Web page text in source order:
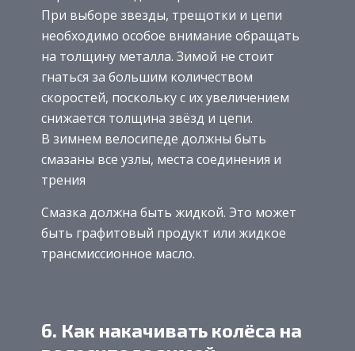
При выборе звезды, трещотки и цепи
необходимо особое внимание обращать
на толщину металла. Зимой не стоит
гнаться за большим количеством
скоростей, поскольку с их увеличением
снижается толщина звёзд и цепи.
В зимнем велосипеде должны быть
смазаны все узлы, места соединения и
трения
Смазка должна быть жидкой. Это может
быть графитовый продукт или жидкое
трансмиссионное масло.
6. Как накачивать колёса на